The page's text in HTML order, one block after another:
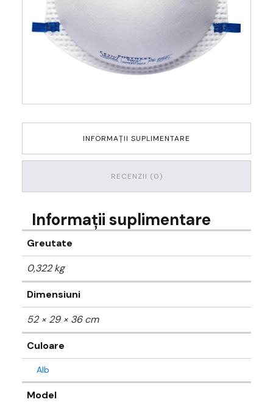
INFORMAȚII SUPLIMENTARE
RECENZII (0)
Informații suplimentare
Greutate
0,322 kg
Dimensiuni
52 × 29 × 36 cm
Culoare
Alb
Model